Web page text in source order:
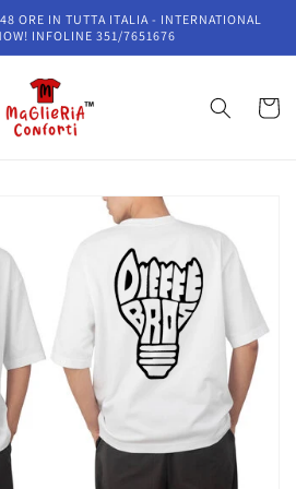
ORE IN TUTTA ITALIA - INTERNATIONAL
INFOLINE 351/7651676
Carrello